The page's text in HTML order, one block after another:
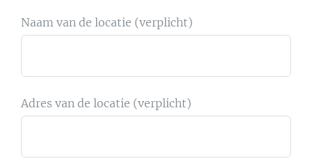
Naam van de locatie (verplicht)
Adres van de locatie (verplicht)